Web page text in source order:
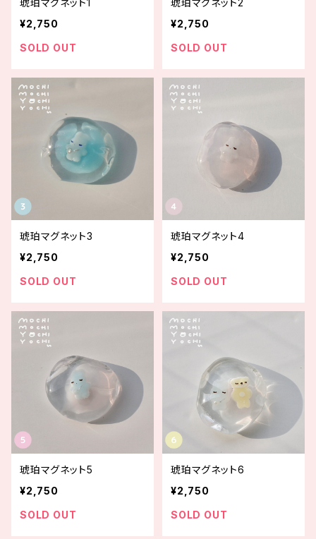
琥珀マグネット1
¥2,750
SOLD OUT
琥珀マグネット2
¥2,750
SOLD OUT
琥珀マグネット3
¥2,750
SOLD OUT
琥珀マグネット4
¥2,750
SOLD OUT
琥珀マグネット5
¥2,750
SOLD OUT
琥珀マグネット6
¥2,750
SOLD OUT